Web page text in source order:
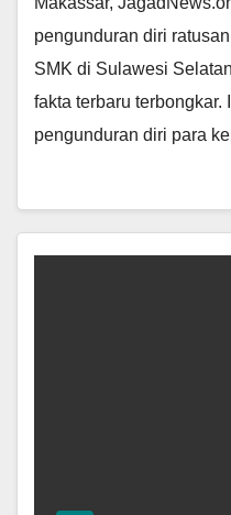
pengunduran diri
SMK di Sulawesi
fakta terbaru terbongkar.
pengunduran diri para